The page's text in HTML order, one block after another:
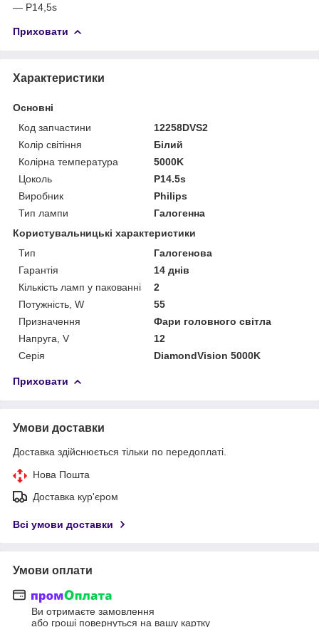
— P14,5s
Приховати
Характеристики
Основні
Код запчастини
12258DVS2
Колір світіння
Білий
Колірна температура
5000K
Цоколь
P14.5s
Виробник
Philips
Тип лампи
Галогенна
Користувальницькі характеристики
Тип
Галогенова
Гарантія
14 днів
Кількість ламп у пакованні
2
Потужність, W
55
Призначення
Фари головного світла
Напруга, V
12
Серія
DiamondVision 5000K
Приховати
Умови доставки
Доставка здійснюється тільки по передоплаті.
Нова Пошта
Доставка кур'єром
Всі умови доставки
Умови оплати
Ви отримаєте замовлення
або гроші повернуться на вашу картку